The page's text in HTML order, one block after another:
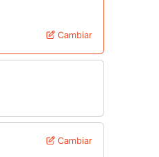
Cambiar
Cambiar